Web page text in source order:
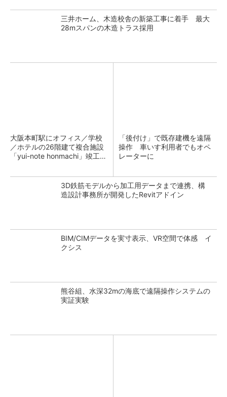
三井ホーム、木造校舎の新築工事に着手 最大
28mスパンの木造トラス採用
大阪本町駅にオフィス／学校
／ホテルの26階建て複合施設
「yui-note honmachi」竣工、
「後付け」で既存建機を遠隔
操作 車いす利用者でもオペ
レーターに
3D鉄筋モデルから加工用データまで連携、構
造設計事務所が開発したRevitアドイン
BIM/CIMデータを実寸表示、VR空間で体感 イ
クシス
熊谷組、水深32mの海底で遠隔操作システムの
実証実験